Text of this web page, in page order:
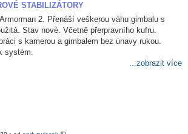
STABILIZÁTORY
2. Přenáší veškerou váhu gimbalu s
Stav nové. Včetně přerpravního kufru.
s kamerou a gimbalem bez únavy rukou.
systém.
...zobrazit více